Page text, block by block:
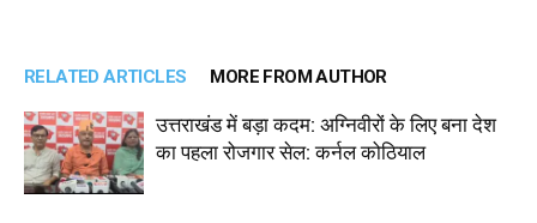
RELATED ARTICLES MORE FROM AUTHOR
उत्तराखंड में बड़ा कदम: अग्निवीरों के लिए बना देश
का पहला रोजगार सेल: कर्नल कोठियाल